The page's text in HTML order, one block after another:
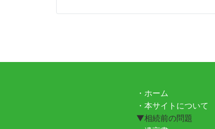
・ホーム
・本サイトについて
▼相続前の問題